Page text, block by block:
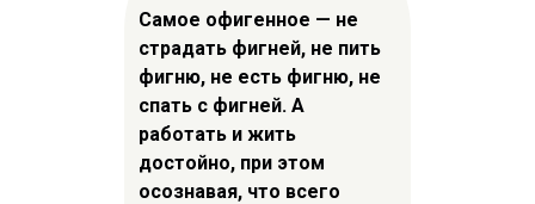
Самое офигенное — не
страдать фигней, не пить
фигню, не есть фигню, не
спать с фигней. А
работать и жить
достойно, при этом
осознавая, что всего